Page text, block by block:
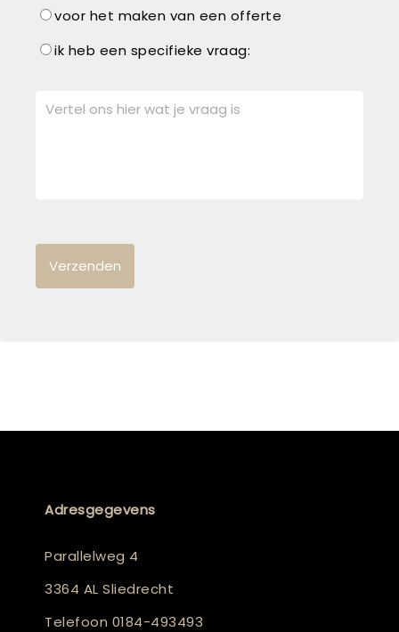
voor het maken van een offerte
ik heb een specifieke vraag:
Adresgegevens
Parallelweg 4
3364 AL Sliedrecht
Telefoon 0184-493493